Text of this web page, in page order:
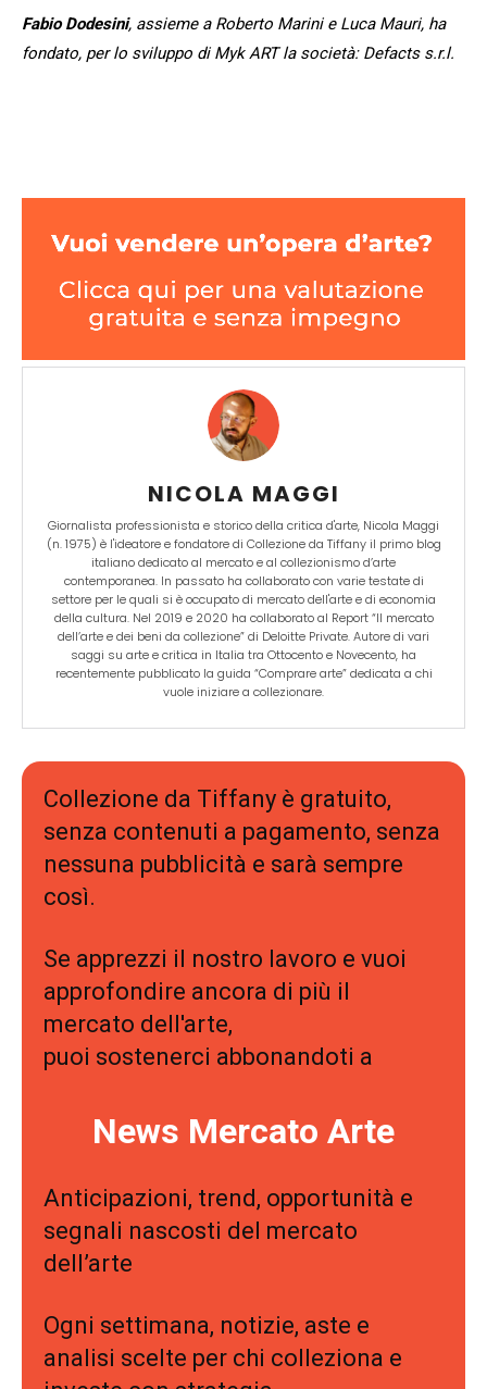
Fabio Dodesini, assieme a Roberto Marini e Luca Mauri, ha
fondato, per lo sviluppo di Myk ART la società: Defacts s.r.l.
NICOLA MAGGI
Giornalista professionista e storico della critica d'arte, Nicola Maggi
(n. 1975) è l'ideatore e fondatore di Collezione da Tiffany il primo blog
italiano dedicato al mercato e al collezionismo d’arte
contemporanea. In passato ha collaborato con varie testate di
settore per le quali si è occupato di mercato dell'arte e di economia
della cultura. Nel 2019 e 2020 ha collaborato al Report “Il mercato
dell’arte e dei beni da collezione” di Deloitte Private. Autore di vari
saggi su arte e critica in Italia tra Ottocento e Novecento, ha
recentemente pubblicato la guida “Comprare arte” dedicata a chi
vuole iniziare a collezionare.
Collezione da Tiffany è gratuito,
senza contenuti a pagamento, senza
nessuna pubblicità e sarà sempre
così.
Se apprezzi il nostro lavoro e vuoi
approfondire ancora di più il
mercato dell'arte,
puoi sostenerci abbonandoti a
News Mercato Arte
Anticipazioni, trend, opportunità e
segnali nascosti del mercato
dell’arte
Ogni settimana, notizie, aste e
analisi scelte per chi colleziona e